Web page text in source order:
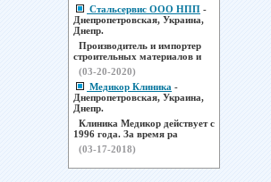
Стальсервис ООО НПП -
Днепропетровская, Украина,
Днепр.
Производитель и импортер
строительных материалов и
(03-20-2020)
Медикор Клиника -
Днепропетровская, Украина,
Днепр.
Клиника Медикор действует с
1996 года. За время ра
(03-17-2018)